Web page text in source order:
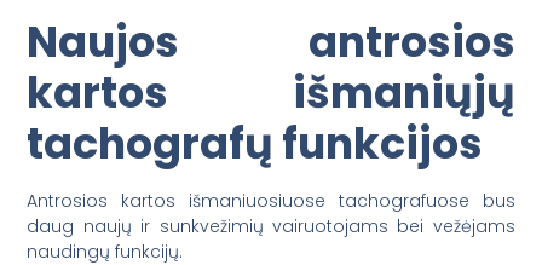
Naujos antrosios
kartos išmaniųjų
tachografų funkcijos
Antrosios kartos išmaniuosiuose tachografuose bus
daug naujų ir sunkvežimių vairuotojams bei vežėjams
naudingų funkcijų.